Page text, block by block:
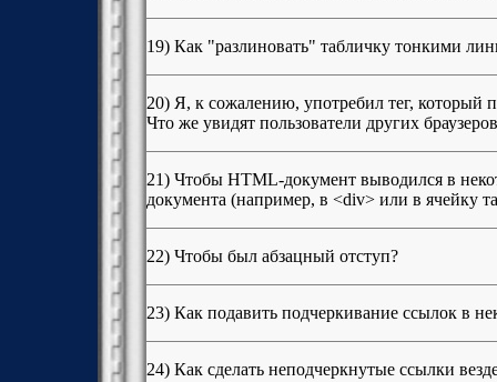
19) Как "разлиновать" табличку тонкими
20) Я, к сожалению, употребил тег, который
Что же увидят пользователи других
21) Чтобы HTML-документ выводился в
документа (например, в <div> или в ячейку
22) Чтобы был абзацный отступ?
23) Как подавить подчеркивание ссылок в
24) Как сделать неподчеркнутые ссылки